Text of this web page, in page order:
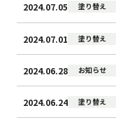
2024.07.05 塗り替え
2024.07.01 塗り替え
2024.06.28 お知らせ
2024.06.24 塗り替え